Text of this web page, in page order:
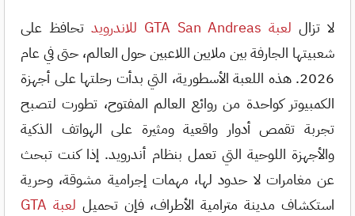
لا تزال لعبة GTA San Andreas للاندرويد
تحافظ على
شعبيتها الجارفة بين ملايين اللاعبين حول العالم، حتى في عام
2026. هذه اللعبة الأسطورية، التي بدأت رحلتها على أجهزة
الكمبيوتر كواحدة من روائع العالم المفتوح، تطورت لتصبح
تجربة تقمص أدوار واقعية ومثيرة على الهواتف الذكية
والأجهزة اللوحية التي تعمل بنظام أندرويد. إذا كنت تبحث
عن مغامرات لا حدود لها، مهمات إجرامية مشوقة، وحرية
استكشاف مدينة مترامية الأطراف، فإن تحميل
لعبة GTA